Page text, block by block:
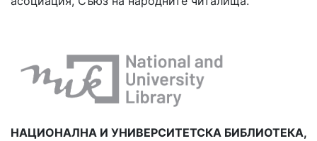
НАЦИОНАЛНА И УНИВЕРСИТЕТСКА БИБЛИОТЕКА,